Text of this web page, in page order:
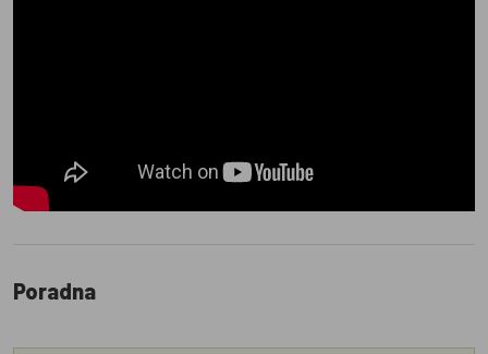
Poradna